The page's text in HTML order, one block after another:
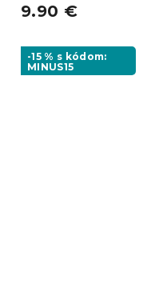
9.90 €
-15 % s kódom:
MINUS15